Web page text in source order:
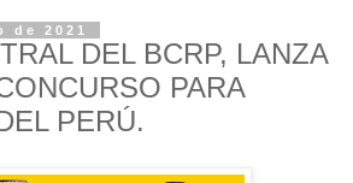
de 2021
DEL BCRP, LANZA
PARA
PERÚ.